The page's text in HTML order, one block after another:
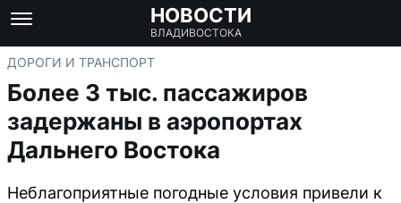
НОВОСТИ
ВЛАДИВОСТОКА
ДОРОГИ И ТРАНСПОРТ
Более 3 тыс. пассажиров
задержаны в аэропортах
Дальнего Востока
Неблагоприятные погодные условия привели к